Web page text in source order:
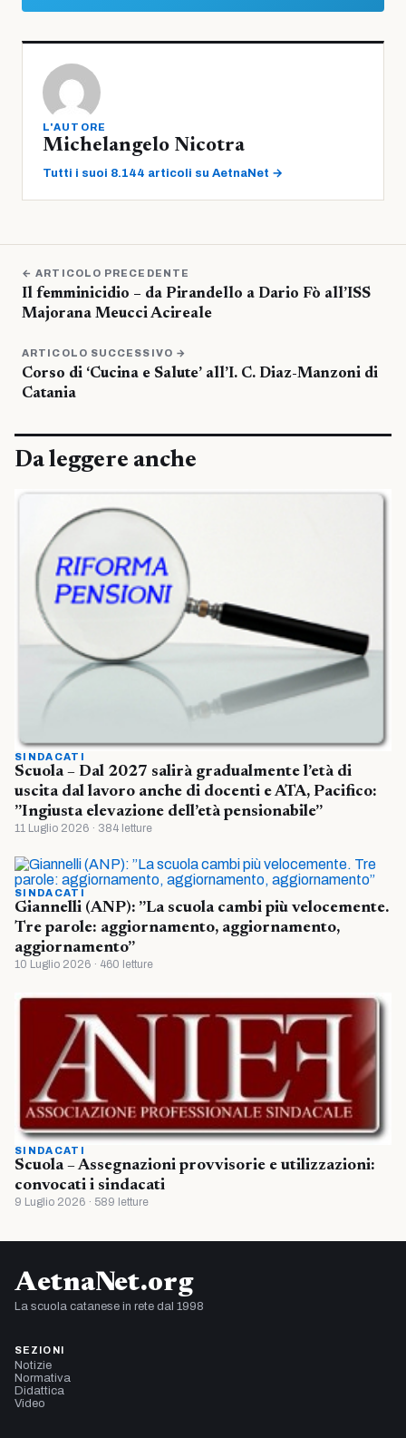
L'AUTORE
Michelangelo Nicotra
Tutti i suoi 8.144 articoli su AetnaNet →
← ARTICOLO PRECEDENTE
Il femminicidio – da Pirandello a Dario Fò all’ISS
Majorana Meucci Acireale
ARTICOLO SUCCESSIVO →
Corso di ‘Cucina e Salute’ all’I. C. Diaz-Manzoni di
Catania
Da leggere anche
SINDACATI
Scuola – Dal 2027 salirà gradualmente l’età di
uscita dal lavoro anche di docenti e ATA, Pacifico:
”Ingiusta elevazione dell’età pensionabile”
11 Luglio 2026 · 384 letture
SINDACATI
Giannelli (ANP): ”La scuola cambi più velocemente.
Tre parole: aggiornamento, aggiornamento,
aggiornamento”
10 Luglio 2026 · 460 letture
SINDACATI
Scuola – Assegnazioni provvisorie e utilizzazioni:
convocati i sindacati
9 Luglio 2026 · 589 letture
AetnaNet.org
La scuola catanese in rete dal 1998
SEZIONI
Notizie
Normativa
Didattica
Video